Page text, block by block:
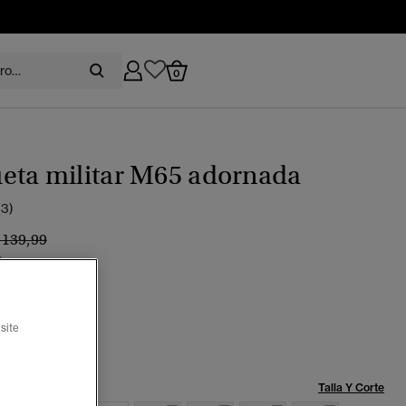
0
militar M65 adornada
rebajado de
a
seleccionado
Talla Y Corte